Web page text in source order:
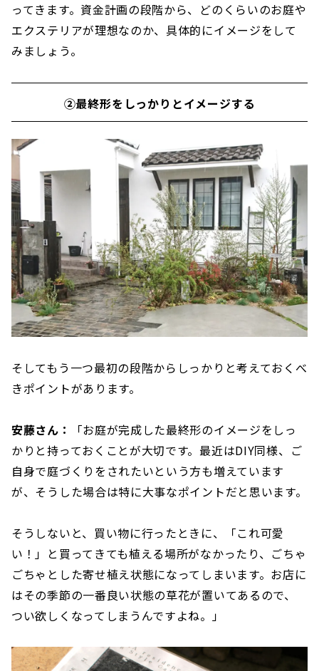
ってきます。資金計画の段階から、どのくらいのお庭や
エクステリアが理想なのか、具体的にイメージをして
みましょう。
②最終形をしっかりとイメージする
そしてもう一つ最初の段階からしっかりと考えておくべ
きポイントがあります。
安藤さん：
「お庭が完成した最終形のイメージをしっ
かりと持っておくことが大切です。最近はDIY同様、ご
自身で庭づくりをされたいという方も増えています
が、そうした場合は特に大事なポイントだと思います。
そうしないと、買い物に行ったときに、「これ可愛
い！」と買ってきても植える場所がなかったり、ごちゃ
ごちゃとした寄せ植え状態になってしまいます。お店に
はその季節の一番良い状態の草花が置いてあるので、
つい欲しくなってしまうんですよね。」